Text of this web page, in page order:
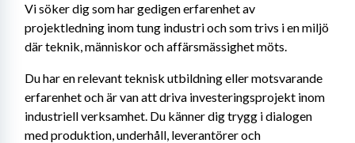
Vi söker dig som har gedigen erfarenhet av
projektledning inom tung industri och som trivs i en miljö
där teknik, människor och affärsmässighet möts.
Du har en relevant teknisk utbildning eller motsvarande
erfarenhet och är van att driva investeringsprojekt inom
industriell verksamhet. Du känner dig trygg i dialogen
med produktion, underhåll, leverantörer och